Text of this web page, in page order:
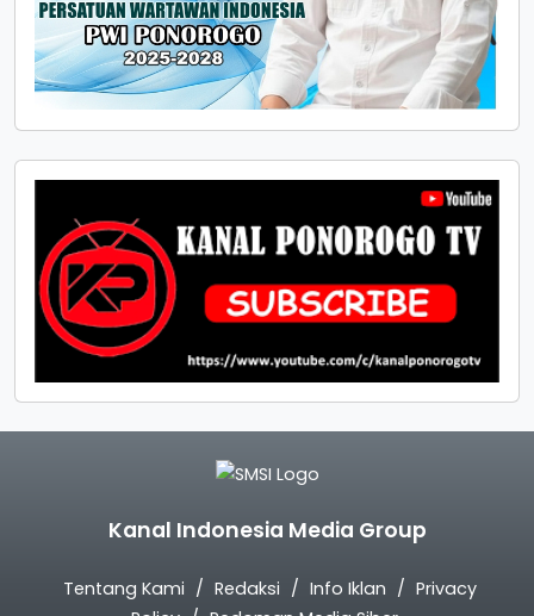
Kanal Indonesia Media Group
Tentang Kami Redaksi Info Iklan
Privacy